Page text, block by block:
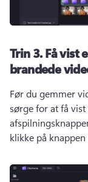
Trin 3.Få vist
brandede
Før du gemmer
sørge for at få
klikke på